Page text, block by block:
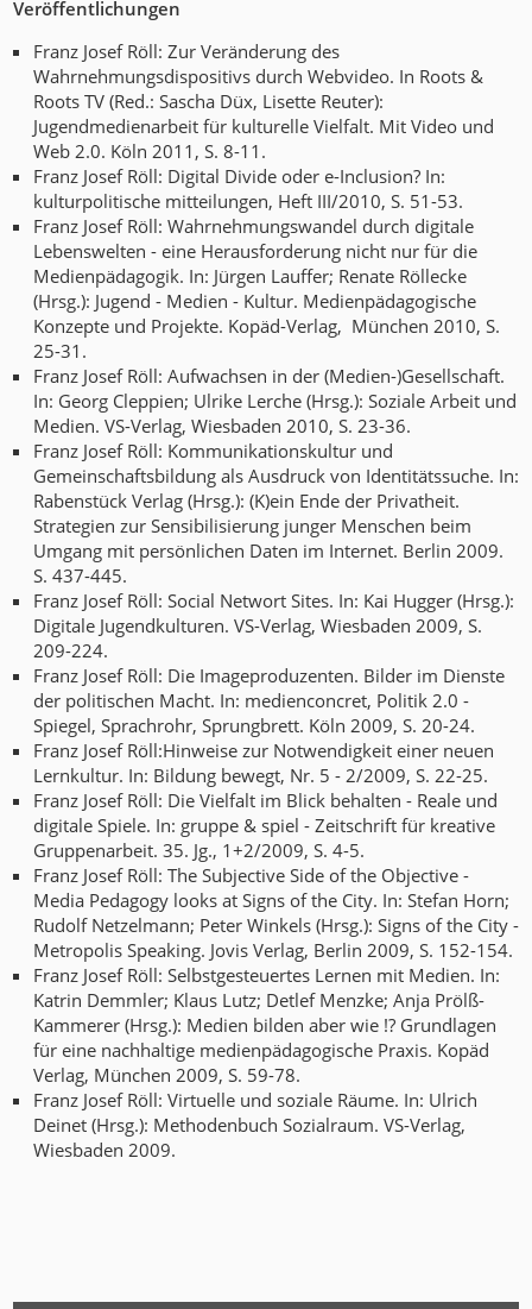
Veröffentlichungen
Franz Josef Röll: Zur Veränderung des
Wahrnehmungsdispositivs durch Webvideo. In Roots &
Roots TV (Red.: Sascha Düx, Lisette Reuter):
Jugendmedienarbeit für kulturelle Vielfalt. Mit Video und
Web 2.0. Köln 2011, S. 8-11.
Franz Josef Röll: Digital Divide oder e-Inclusion? In:
kulturpolitische mitteilungen, Heft III/2010, S. 51-53.
Franz Josef Röll: Wahrnehmungswandel durch digitale
Lebenswelten - eine Herausforderung nicht nur für die
Medienpädagogik. In: Jürgen Lauffer; Renate Röllecke
(Hrsg.): Jugend - Medien - Kultur. Medienpädagogische
Konzepte und Projekte. Kopäd-Verlag, München 2010, S.
25-31.
Franz Josef Röll: Aufwachsen in der (Medien-)Gesellschaft.
In: Georg Cleppien; Ulrike Lerche (Hrsg.): Soziale Arbeit und
Medien. VS-Verlag, Wiesbaden 2010, S. 23-36.
Franz Josef Röll: Kommunikationskultur und
Gemeinschaftsbildung als Ausdruck von Identitätssuche. In:
Rabenstück Verlag (Hrsg.): (K)ein Ende der Privatheit.
Strategien zur Sensibilisierung junger Menschen beim
Umgang mit persönlichen Daten im Internet. Berlin 2009.
S. 437-445.
Franz Josef Röll: Social Networt Sites. In: Kai Hugger (Hrsg.):
Digitale Jugendkulturen. VS-Verlag, Wiesbaden 2009, S.
209-224.
Franz Josef Röll: Die Imageproduzenten. Bilder im Dienste
der politischen Macht. In: medienconcret, Politik 2.0 -
Spiegel, Sprachrohr, Sprungbrett. Köln 2009, S. 20-24.
Franz Josef Röll:Hinweise zur Notwendigkeit einer neuen
Lernkultur. In: Bildung bewegt, Nr. 5 - 2/2009, S. 22-25.
Franz Josef Röll: Die Vielfalt im Blick behalten - Reale und
digitale Spiele. In: gruppe & spiel - Zeitschrift für kreative
Gruppenarbeit. 35. Jg., 1+2/2009, S. 4-5.
Franz Josef Röll: The Subjective Side of the Objective -
Media Pedagogy looks at Signs of the City. In: Stefan Horn;
Rudolf Netzelmann; Peter Winkels (Hrsg.): Signs of the City -
Metropolis Speaking. Jovis Verlag, Berlin 2009, S. 152-154.
Franz Josef Röll: Selbstgesteuertes Lernen mit Medien. In:
Katrin Demmler; Klaus Lutz; Detlef Menzke; Anja Prölß-
Kammerer (Hrsg.): Medien bilden aber wie !? Grundlagen
für eine nachhaltige medienpädagogische Praxis. Kopäd
Verlag, München 2009, S. 59-78.
Franz Josef Röll: Virtuelle und soziale Räume. In: Ulrich
Deinet (Hrsg.): Methodenbuch Sozialraum. VS-Verlag,
Wiesbaden 2009.